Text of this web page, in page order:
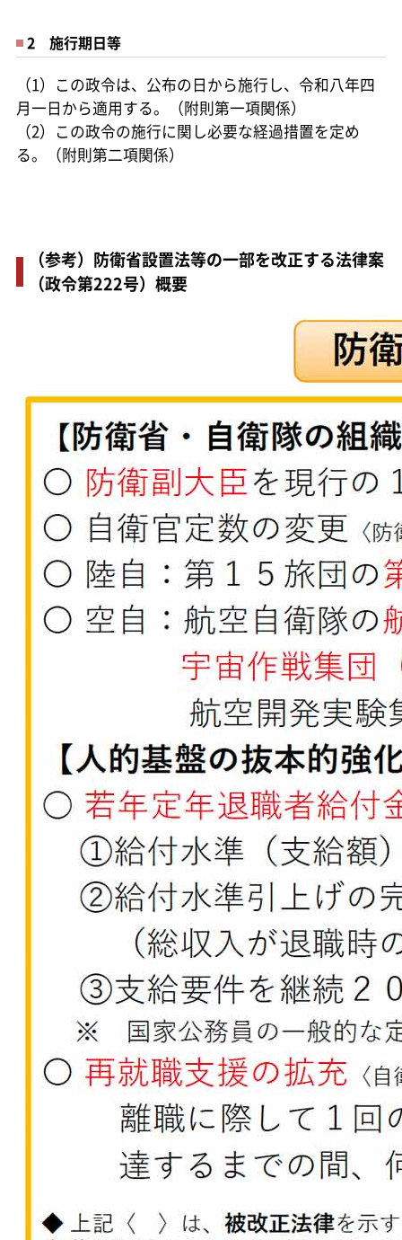
2 施行期日等
（1）この政令は、公布の日から施行し、令和八年四
月一日から適用する。（附則第一項関係）
（2）この政令の施行に関し必要な経過措置を定め
る。（附則第二項関係）
（参考）防衛省設置法等の一部を改正する法律案
（政令第222号）概要